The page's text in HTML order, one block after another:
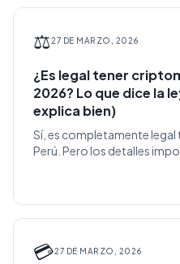
⚖️27 DE MARZO, 2026
¿Es legal tener
2026? Lo que dice la
explica bien)
Sí, es completamente
Perú. Pero los detalles
💳27 DE MARZO, 2026